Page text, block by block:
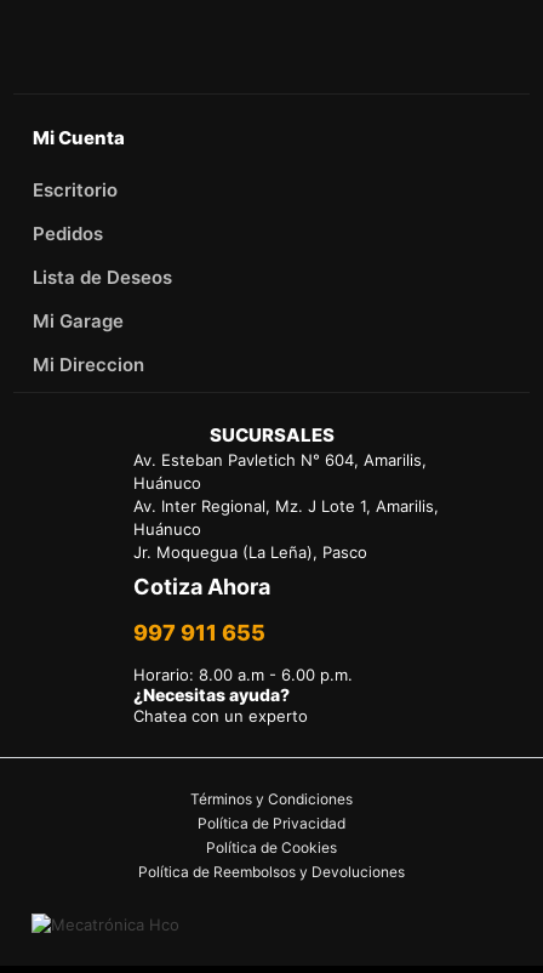
Mi Cuenta
Escritorio
Pedidos
Lista de Deseos
Mi Garage
Mi Direccion
SUCURSALES
Av. Esteban Pavletich N° 604, Amarilis,
Huánuco
Av. Inter Regional, Mz. J Lote 1, Amarilis,
Huánuco
Jr. Moquegua (La Leña), Pasco
Cotiza Ahora
997 911 655
Horario:8.00 a.m - 6.00 p.m.
¿Necesitas ayuda?
Chatea con un experto
Términos y Condiciones
Política de Privacidad
Política de Cookies
Política de Reembolsos y Devoluciones